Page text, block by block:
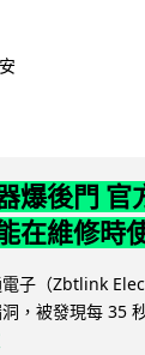
爆後門 官
在維修時
子（Zbtlink
，被發現每 35